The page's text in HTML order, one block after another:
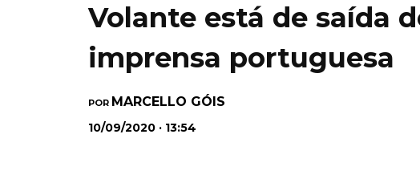
Volante está de saída
imprensa portuguesa
POR MARCELLO GÓIS
10/09/2020 · 13:54